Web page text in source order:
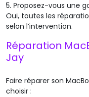
5. Proposez-vous une
Oui, toutes les
selon l’intervention.
Réparation
Jay
Faire réparer son
choisir :